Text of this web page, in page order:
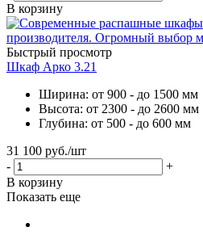
В корзину
Быстрый просмотр
Шкаф Арко 3.21
Ширина: от 900 - до 1500 мм
Высота: от 2300 - до 2600 мм
Глубина: от 500 - до 600 мм
31 100 руб./шт
-
+
В корзину
Показать еще